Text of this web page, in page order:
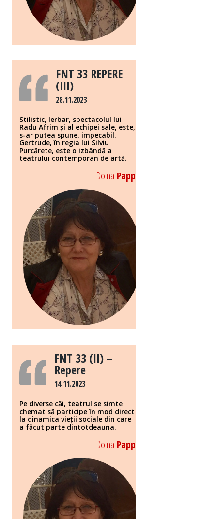
FNT 33 REPERE
(III)
28.11.2023
Stilistic, Ierbar, spectacolul lui
Radu Afrim și al echipei sale, este,
s-ar putea spune, impecabil.
Gertrude, în regia lui Silviu
Purcărete, este o izbândă a
teatrului contemporan de artă.
Doina Papp
FNT 33 (II) –
Repere
14.11.2023
Pe diverse căi, teatrul se simte
chemat să participe în mod direct
la dinamica vieții sociale din care
a făcut parte dintotdeauna.
Doina Papp